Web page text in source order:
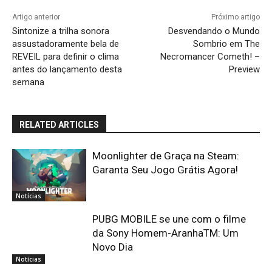
Artigo anterior
Sintonize a trilha sonora
assustadoramente bela de
REVEIL para definir o clima
antes do lançamento desta
semana
Próximo artigo
Desvendando o Mundo
Sombrio em The
Necromancer Cometh! –
Preview
RELATED ARTICLES
Notícias
Moonlighter de Graça na Steam:
Garanta Seu Jogo Grátis Agora!
Notícias
PUBG MOBILE se une com o filme
da Sony Homem-AranhaTM: Um
Novo Dia